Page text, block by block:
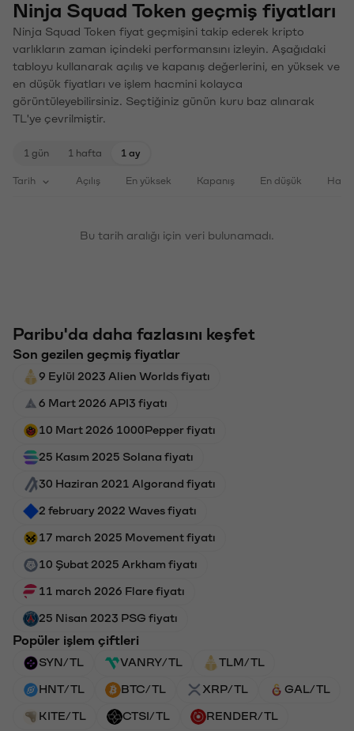
Ninja Squad Token geçmiş fiyatları
Ninja Squad Token fiyat geçmişini takip ederek kripto
varlıkların zaman içindeki performansını izleyin. Aşağıdaki
tabloyu kullanarak açılış ve kapanış değerlerini, en yüksek ve
en düşük fiyatları ve işlem hacmini kolayca
görüntüleyebilirsiniz. Seçtiğiniz günün kuru baz alınarak
TL'ye çevrilmiştir.
1 gün 1 hafta 1 ay
Tarih Açılış En yüksek Kapanış En düşük
Bu tarih aralığı için veri bulunamadı.
Paribu'da daha fazlasını keşfet
Son gezilen geçmiş fiyatlar
9 Eylül 2023 Alien Worlds fiyatı
6 Mart 2026 API3 fiyatı
10 Mart 2026 1000Pepper fiyatı
25 Kasım 2025 Solana fiyatı
30 Haziran 2021 Algorand fiyatı
2 february 2022 Waves fiyatı
17 march 2025 Movement fiyatı
10 Şubat 2025 Arkham fiyatı
11 march 2026 Flare fiyatı
25 Nisan 2023 PSG fiyatı
Popüler işlem çiftleri
SYN/TL VANRY/TL TLM/TL
HNT/TL BTC/TL XRP/TL GAL/TL
KITE/TL CTSI/TL RENDER/TL